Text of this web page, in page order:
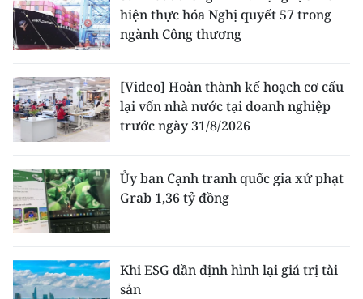
hiện thực hóa Nghị quyết 57 trong
ngành Công thương
[Video] Hoàn thành kế hoạch cơ cấu
lại vốn nhà nước tại doanh nghiệp
trước ngày 31/8/2026
Ủy ban Cạnh tranh quốc gia xử phạt
Grab 1,36 tỷ đồng
Khi ESG dần định hình lại giá trị tài
sản